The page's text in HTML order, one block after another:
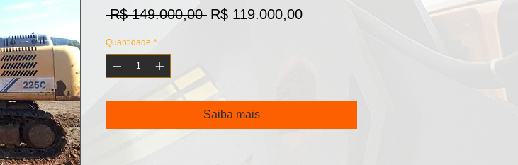
R$ 149.000,00 Preço
R$ 119.000,00Preço
Quantidade *
Saiba mais